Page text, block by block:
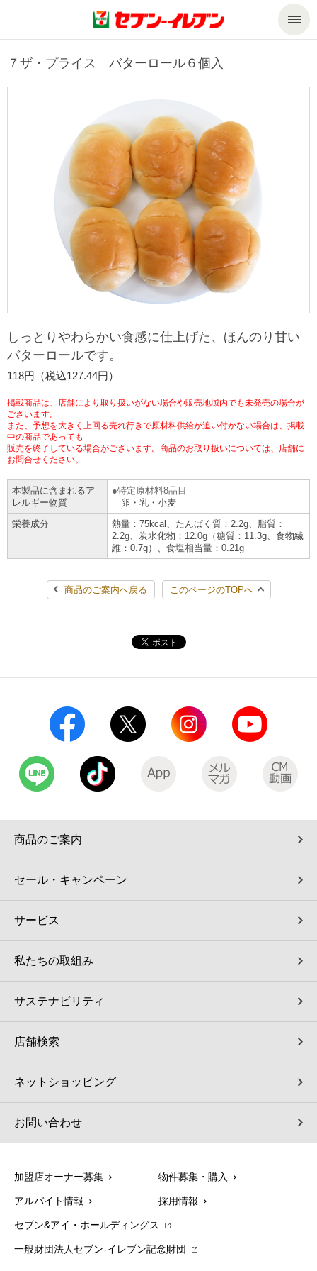
商品のご案内
来週の新商品
商品カテゴリ一覧
セブンプレミアム
食の安全・安心への取組み
ギフト
プリペイドカード・金券
ニンテンドー・ダウンロードカード
サービストップ
nanacoトップ
マルチコピー機でできること
マルチコピー機でできることトップ
コピー
プリント
スキャン
ファクス
チケット
宅配便
切手・はがき・印紙
セブン銀行ATM
ご利用可能なお支払い方法
各種料金のお支払い
自転車シェアリング（店舗限定）
モバイルバッテリーシェアリング（店舗限定）
チケットサービス
セブンチケット
チケットぴあ
イープラス
CNプレイガイド
セブン‐イレブンでお受取り
タワーレコード
セブンネットショッピング
停電時のサービス停止のお知らせ
企業情報
企業情報トップ
ニュースリリース
企業理念
会社概要
貸借対照表・損益計算書
沿革
国内店舗数
セブン‐イレブンの海外事業
セブン-イレブンの歴史
私たちの取組み
サステナビリティ
サステナビリティトップ
セブン＆アイ・ホールディングスの重点課題
サステナビリティ活動基本方針
サステナビリティ推進体制
GREEN CHALLENGE 2050
4VISIONS
サステナビリティニュース
サステナビリティレポート
加盟店オーナー募集
アルバイト情報 採用情報
店舗検索
ネットショッピング
お問い合わせ
Language
English (Corporate)
English (Services)
简体中文(服务)
한국어(서비스)
７ザ・プライス バターロール６個入
しっとりやわらかい食感に仕上げた、ほんのり甘い
バターロールです。
118円（税込127.44円）
掲載商品は、店舗により取り扱いがない場合や販売地域内でも未発売の場合が
ございます。
また、予想を大きく上回る売れ行きで原材料供給が追い付かない場合は、掲載
中の商品であっても
販売を終了している場合がございます。商品のお取り扱いについては、店舗に
お問合せください。
本製品に含まれるア
レルギー物質
特定原材料8品目
卵・乳・小麦
栄養成分
熱量：75kcal、たんぱく質：2.2g、脂質：
2.2g、炭水化物：12.0g（糖質：11.3g、食物繊
維：0.7g）、食塩相当量：0.21g
商品のご案内へ戻る このページのTOPへ
商品のご案内
セール・キャンペーン
サービス
私たちの取組み
サステナビリティ
店舗検索
ネットショッピング
お問い合わせ
加盟店オーナー募集 物件募集・購入
アルバイト情報 採用情報
セブン&アイ・ホールディングス
一般財団法人セブン-イレブン記念財団